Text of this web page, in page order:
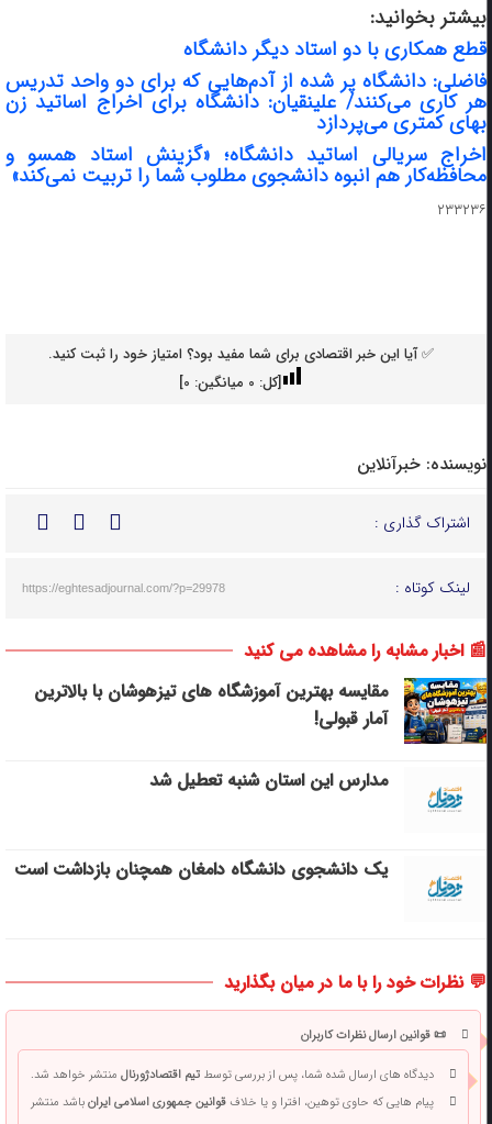
بیشتر بخوانید:
قطع همکاری با دو استاد دیگر دانشگاه
فاضلی: دانشگاه پر شده از آدم‌هایی که برای دو واحد تدریس
هر کاری می‌کنند/ علینقیان: دانشگاه برای اخراج اساتید زن
بهای کمتری می‌پردازد
اخراج سریالی اساتید دانشگاه؛ «گزینش استاد همسو و
محافظه‌کار هم انبوه دانشجوی مطلوب شما را تربیت نمی‌کند»
۲۳۳۲۳۶
✅ آیا این خبر اقتصادی برای شما مفید بود؟ امتیاز خود را ثبت کنید.
[کل: 0میانگین: 0
]
نویسنده: خبرآنلاین
اشتراک گذاری :
لینک کوتاه : https://eghtesadjournal.com/?p=29978
📰 اخبار مشابه را مشاهده می کنید
مقایسه بهترین آموزشگاه های تیزهوشان با بالاترین
آمار قبولی!
مدارس این استان شنبه تعطیل شد
یک دانشجوی دانشگاه دامغان همچنان بازداشت است
💬 نظرات خود را با ما در میان بگذارید
📜 قوانین ارسال نظرات کاربران
دیدگاه های ارسال شده شما، پس از بررسی توسطتیم اقتصادژورنالمنتشر خواهد شد.
پیام هایی که حاوی توهین، افترا و یا خلافقوانین جمهوری اسلامی ایرانباشد منتشر